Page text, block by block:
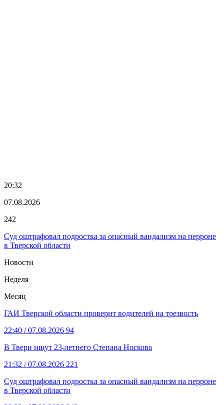
20:32
07.08.2026
242
Суд оштрафовал подростка за опасный вандализм на перроне
в Тверской области
Новости
Неделя
Месяц
ГАИ Тверской области проверит водителей на трезвость
22:40 / 07.08.2026 94
В Твери ищут 23-летнего Степана Носкова
21:32 / 07.08.2026 221
Суд оштрафовал подростка за опасный вандализм на перроне
в Тверской области